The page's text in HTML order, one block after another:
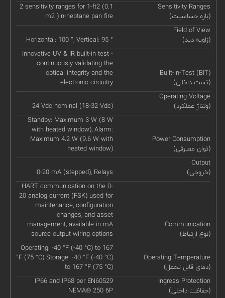
Sensitivity Ranges
(بازه حساسیت)
2 sensitivity ranges for 1-ft2 (0.1
m2 ) n-heptane pan fire
Field of View
(زاویه دید)
Horizontal: 100 °, Vertical: 95 °
Built-in-Test (BIT)
(تست داخلی)
Innovative UV & IR built-in test -
continuously validating the
optical integrity and the
electronic circuitry
Operating Voltage
(ولتاژ عملکرد)
24 Vdc nominal (18-32 Vdc)
Power Consumption
(توان مصرفی)
Standby: Maximum 3 W (8 W
with heated window), Alarm:
Maximum 4.2 W (9.6 W with
heated window)
Output
(خروجی)
0-20 mA (stepped), Relays
Communication
(نوع ارتباط)
HART communication on the 0-
20 analog current (FSK) used for
maintenance, configuration
changes, and asset
management, available in mA
source output wiring options
Operating Temperature
(دمای قابل تحمل)
Operating: -40 °F (-40 °C) to 167
°F (75 °C) Storage: -40 °F (-40 °C)
to 167 °F (75 °C)
Ingress Protection
(حفاظت داخلی)
IP66 and IP68 per EN60529
NEMA® 250 6P